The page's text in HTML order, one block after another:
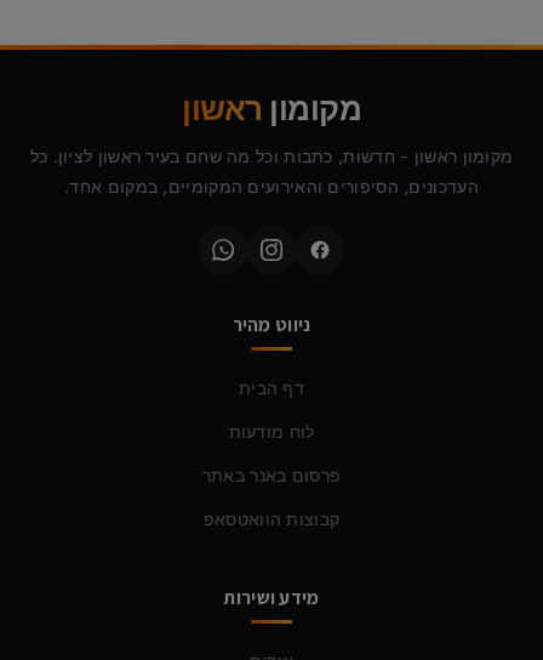
מקומון ראשון
מקומון ראשון - חדשות, כתבות וכל מה שחם בעיר ראשון לציון. כל
העדכונים, הסיפורים והאירועים המקומיים, במקום אחד.
ניווט מהיר
דף הבית
לוח מודעות
פרסום באנר באתר
קבוצות הוואטסאפ
מידע ושירות